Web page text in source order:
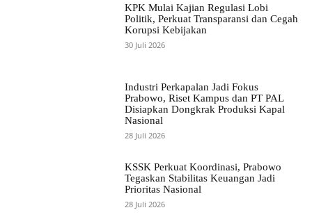
KPK Mulai Kajian Regulasi Lobi
Politik, Perkuat Transparansi dan Cegah
Korupsi Kebijakan
30 Juli 2026
Industri Perkapalan Jadi Fokus
Prabowo, Riset Kampus dan PT PAL
Disiapkan Dongkrak Produksi Kapal
Nasional
28 Juli 2026
KSSK Perkuat Koordinasi, Prabowo
Tegaskan Stabilitas Keuangan Jadi
Prioritas Nasional
28 Juli 2026